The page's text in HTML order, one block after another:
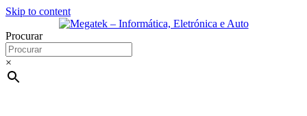
Skip to content
Procurar
×